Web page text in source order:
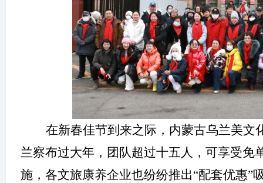
在新春佳节到来之际，内蒙古乌兰美文
兰察布过大年，团队超过十五人，可享受免
施， 各文旅康养企业也纷纷推出“配套优惠”